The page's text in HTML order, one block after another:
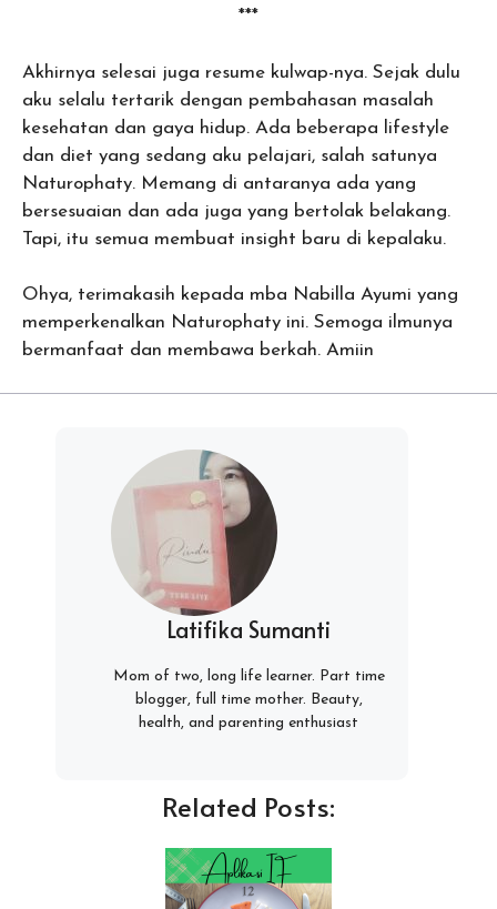
***
Akhirnya selesai juga resume kulwap-nya. Sejak dulu
aku selalu tertarik dengan pembahasan masalah
kesehatan dan gaya hidup. Ada beberapa lifestyle
dan diet yang sedang aku pelajari, salah satunya
Naturophaty. Memang di antaranya ada yang
bersesuaian dan ada juga yang bertolak belakang.
Tapi, itu semua membuat insight baru di kepalaku.
Ohya, terimakasih kepada mba Nabilla Ayumi yang
memperkenalkan Naturophaty ini. Semoga ilmunya
bermanfaat dan membawa berkah. Amiin
Latifika Sumanti
Mom of two, long life learner. Part time
blogger, full time mother. Beauty,
health, and parenting enthusiast
Related Posts: